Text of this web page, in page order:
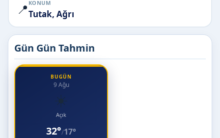
📍 KONUM
Tutak, Ağrı
Gün Gün Tahmin
BUGÜN
9 Ağu
☀️
Açık
32°/17°